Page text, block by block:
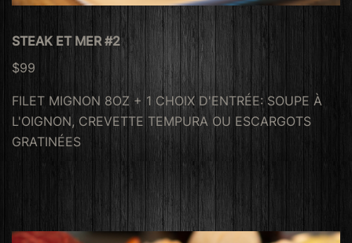
STEAK ET MER #2
$99
FILET MIGNON 8OZ + 1 CHOIX D'ENTRÉE: SOUPE À
L'OIGNON, CREVETTE TEMPURA OU ESCARGOTS
GRATINÉES